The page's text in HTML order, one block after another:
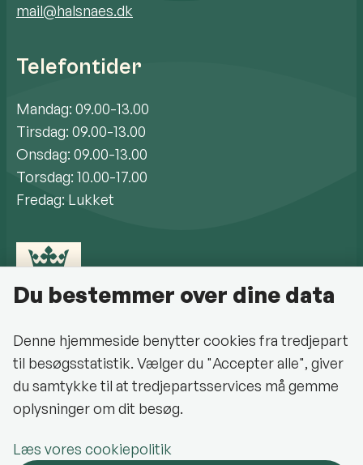
mail@halsnaes.dk
Telefontider
Mandag: 09.00-13.00
Tirsdag: 09.00-13.00
Onsdag: 09.00-13.00
Torsdag: 10.00-17.00
Fredag: Lukket
Cookiepolitik
Du bestemmer over dine data
Denne hjemmeside benytter cookies fra tredjepart
til besøgsstatistik. Vælger du "Accepter alle", giver
du samtykke til at tredjepartsservices må gemme
oplysninger om dit besøg.
Læs vores cookiepolitik